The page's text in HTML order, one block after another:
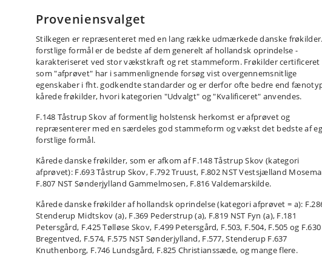
Proveniensvalget
Stilkegen er repræsenteret med en lang række udmærkede danske
forstlige formål er de bedste af dem generelt af hollandsk oprindelse -
karakteriseret ved stor vækstkraft og ret stammeform. Frøkilder certificeret
som "afprøvet" har i sammenlignende forsøg vist overgennemsnitlige
egenskaber i fht. godkendte standarder og er derfor ofte bedre end
kårede frøkilder, hvori kategorien "Udvalgt" og "Kvalificeret" anvendes.
F.148 Tåstrup Skov af formentlig holstensk herkomst er afprøvet og
repræsenterer med en særdeles god stammeform og vækst det bedste af
forstlige formål.
Kårede danske frøkilder, som er afkom af F.148 Tåstrup Skov (kategori
afprøvet): F.693 Tåstrup Skov, F.792 Truust, F.802 NST Vestsjælland
F.807 NST Sønderjylland Gammelmosen, F.816 Valdemarskilde.
Kårede danske frøkilder af hollandsk oprindelse (kategori afprøvet = a):
Stenderup Midtskov (a), F.369 Pederstrup (a), F.819 NST Fyn (a), F.181
Petersgård, F.425 Tølløse Skov, F.499 Petersgård, F.503, F.504, F.505 og F.630
Bregentved, F.574, F.575 NST Sønderjylland, F.577, Stenderup F.637
Knuthenborg, F.746 Lundsgård, F.825 Christianssæde, og mange flere.